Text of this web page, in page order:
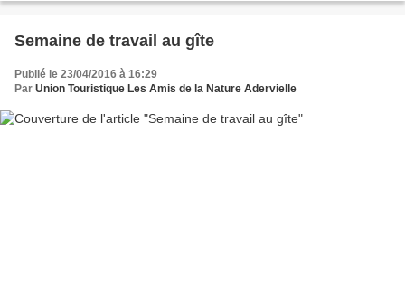
Semaine de travail au gîte
Publié le 23/04/2016 à 16:29
Par Union Touristique Les Amis de la Nature Adervielle